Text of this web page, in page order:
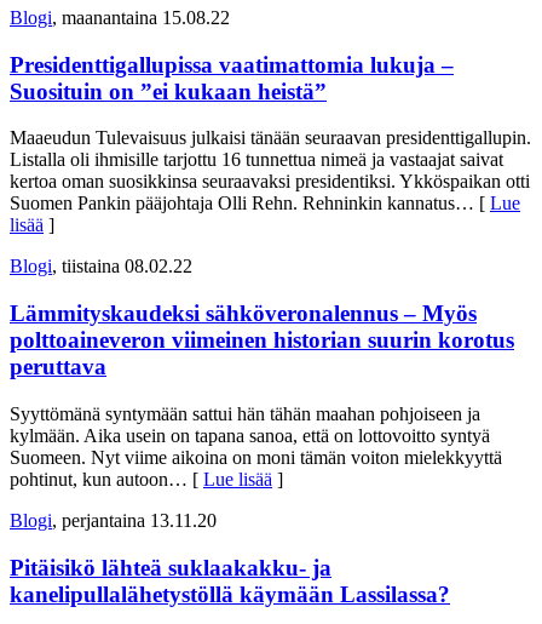
Blogi, maanantaina 15.08.22
Presidenttigallupissa vaatimattomia lukuja –
Suosituin on ”ei kukaan heistä”
Maaeudun Tulevaisuus julkaisi tänään seuraavan presidenttigallupin.
Listalla oli ihmisille tarjottu 16 tunnettua nimeä ja vastaajat saivat
kertoa oman suosikkinsa seuraavaksi presidentiksi. Ykköspaikan otti
Suomen Pankin pääjohtaja Olli Rehn. Rehninkin kannatus… [ Lue
lisää ]
Blogi, tiistaina 08.02.22
Lämmityskaudeksi sähköveronalennus – Myös
polttoaineveron viimeinen historian suurin korotus
peruttava
Syyttömänä syntymään sattui hän tähän maahan pohjoiseen ja
kylmään. Aika usein on tapana sanoa, että on lottovoitto syntyä
Suomeen. Nyt viime aikoina on moni tämän voiton mielekkyyttä
pohtinut, kun autoon… [ Lue lisää ]
Blogi, perjantaina 13.11.20
Pitäisikö lähteä suklaakakku- ja
kanelipullalähetystöllä käymään Lassilassa?